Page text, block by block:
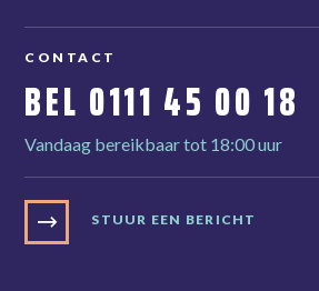
CONTACT
BEL 0111 45 00 18
Vandaag bereikbaar tot 18:00 uur
STUUR EEN BERICHT